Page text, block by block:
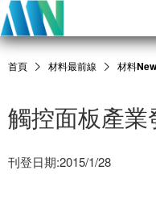
首頁 材料最前線 材料
觸控面板產
刊登日期:2015/1/28